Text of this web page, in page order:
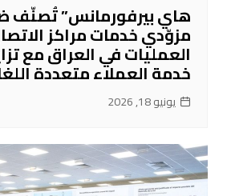
هاي بيرفورمانس” تُصنّف
مزوّدي خدمات مراكز
العمليات في العراق مع
خدمة العملاء متعددة
يونيو 18, 2026